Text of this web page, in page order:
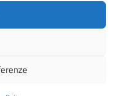
(IPA): istsc_cois00100g
di Designers Italia